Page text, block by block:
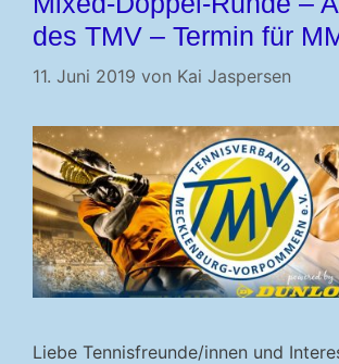
des TMV – Termin für
11. Juni 2019 von Kai Jaspersen
Liebe Tennisfreunde/innen und